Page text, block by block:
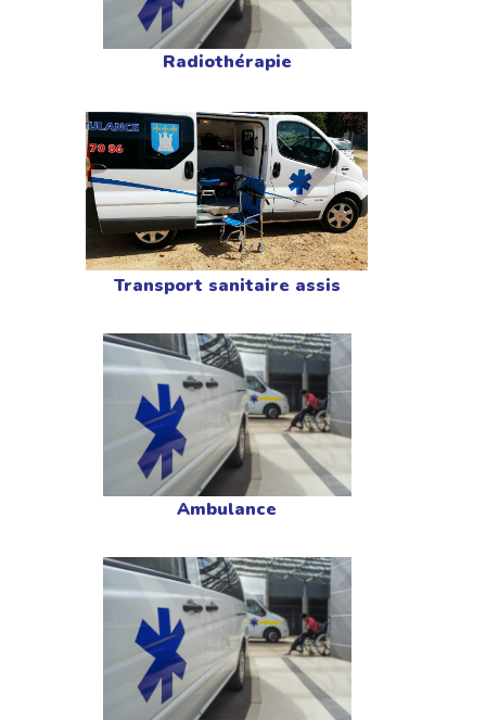
Radiothérapie
Transport sanitaire assis
Ambulance